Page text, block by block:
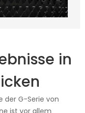
in
der G-Serie von